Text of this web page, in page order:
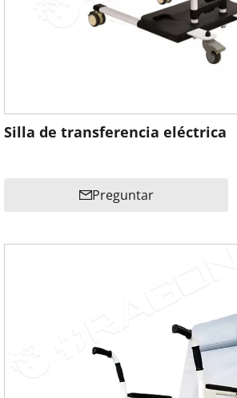
Silla de transferencia eléctrica
Preguntar